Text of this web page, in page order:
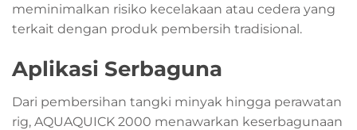
meminimalkan risiko kecelakaan atau cedera yang
terkait dengan produk pembersih tradisional.
Aplikasi Serbaguna
Dari pembersihan tangki minyak hingga perawatan
rig, AQUAQUICK 2000 menawarkan keserbagunaan